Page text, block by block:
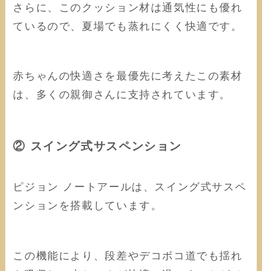
さらに、このクッション材は通気性にも優れ
ているので、夏場でも蒸れにくく快適です。
赤ちゃんの快適さを最優先に考えたこの素材
は、多くの親御さんに支持されています。
② スイング式サスペンション
ピジョン ノートアールは、スイング式サスペ
ンションを搭載しています。
この機能により、段差やデコボコ道でも揺れ